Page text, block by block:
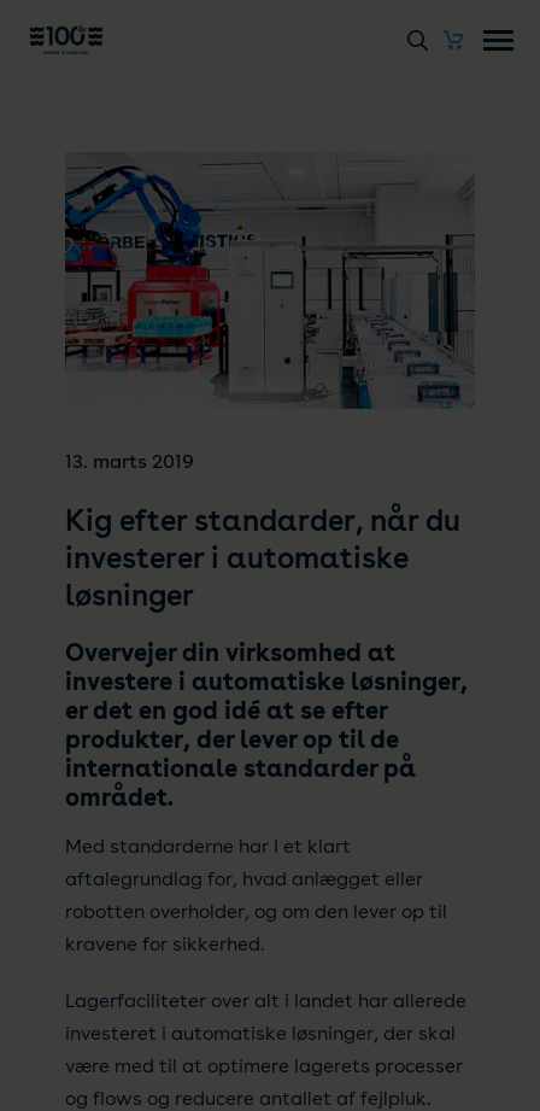
13. marts 2019
Kig efter standarder, når du
investerer i automatiske
løsninger
Overvejer din virksomhed at
investere i automatiske løsninger,
er det en god idé at se efter
produkter, der lever op til de
internationale standarder på
området.
Med standarderne har I et klart
aftalegrundlag for, hvad anlægget eller
robotten overholder, og om den lever op til
kravene for sikkerhed.
Lagerfaciliteter over alt i landet har allerede
investeret i automatiske løsninger, der skal
være med til at optimere lagerets processer
og flows og reducere antallet af fejlpluk.